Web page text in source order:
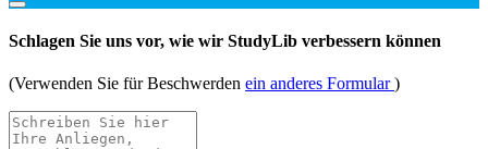
Schlagen Sie uns vor, wie wir StudyLib verbessern können
(Verwenden Sie für Beschwerden ein anderes Formular)